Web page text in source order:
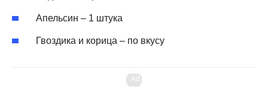
Апельсин – 1 штука
Гвоздика и корица – по вкусу
Ad